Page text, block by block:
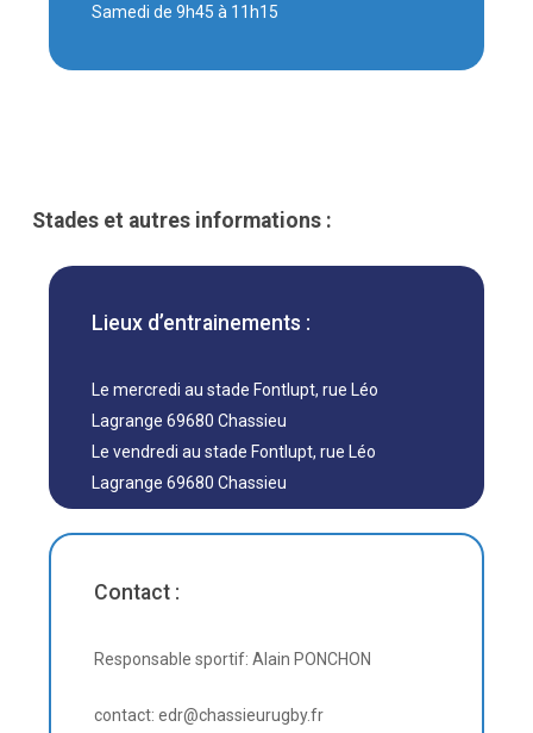
Samedi de 9h45 à 11h15
Stades et autres informations :
Lieux d’entrainements :
Le mercredi au stade Fontlupt, rue Léo
Lagrange 69680 Chassieu
Le vendredi au stade Fontlupt, rue Léo
Lagrange 69680 Chassieu
Contact :
Responsable sportif: Alain PONCHON
contact: edr@chassieurugby.fr